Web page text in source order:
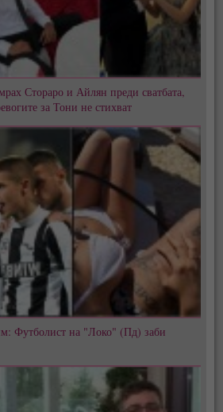
Стораро и Айлян преди сватбата,
за Тони не стихват
Футболист на "Локо" (Пд) заби